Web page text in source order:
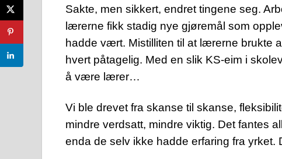
Sakte, men sikkert, endret tingene seg.
lærerne fikk stadig nye gjøremål som
hadde vært. Mistilliten til at lærerne brukte
hvert påtagelig. Med en slik KS-eim i
å være lærer…
Vi ble drevet fra skanse til skanse,
mindre verdsatt, mindre viktig. Det fantes
enda de selv ikke hadde erfaring fra